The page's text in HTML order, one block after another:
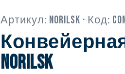
Артикул: Norilsk · Код:
Norilsk